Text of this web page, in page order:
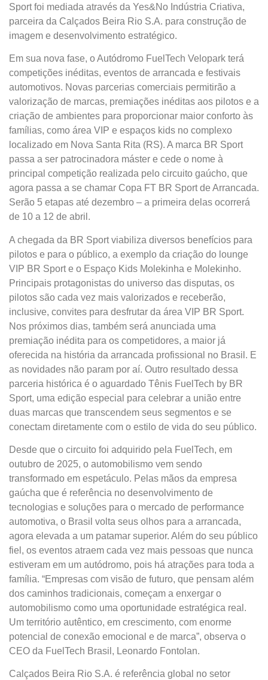
Sport foi mediada através da Yes&No Indústria Criativa,
parceira da Calçados Beira Rio S.A. para construção de
imagem e desenvolvimento estratégico.
Em sua nova fase, o Autódromo FuelTech Velopark terá
competições inéditas, eventos de arrancada e festivais
automotivos. Novas parcerias comerciais permitirão a
valorização de marcas, premiações inéditas aos pilotos e a
criação de ambientes para proporcionar maior conforto às
famílias, como área VIP e espaços kids no complexo
localizado em Nova Santa Rita (RS). A marca BR Sport
passa a ser patrocinadora máster e cede o nome à
principal competição realizada pelo circuito gaúcho, que
agora passa a se chamar Copa FT BR Sport de Arrancada.
Serão 5 etapas até dezembro – a primeira delas ocorrerá
de 10 a 12 de abril.
A chegada da BR Sport viabiliza diversos benefícios para
pilotos e para o público, a exemplo da criação do lounge
VIP BR Sport e o Espaço Kids Molekinha e Molekinho.
Principais protagonistas do universo das disputas, os
pilotos são cada vez mais valorizados e receberão,
inclusive, convites para desfrutar da área VIP BR Sport.
Nos próximos dias, também será anunciada uma
premiação inédita para os competidores, a maior já
oferecida na história da arrancada profissional no Brasil. E
as novidades não param por aí. Outro resultado dessa
parceria histórica é o aguardado Tênis FuelTech by BR
Sport, uma edição especial para celebrar a união entre
duas marcas que transcendem seus segmentos e se
conectam diretamente com o estilo de vida do seu público.
Desde que o circuito foi adquirido pela FuelTech, em
outubro de 2025, o automobilismo vem sendo
transformado em espetáculo. Pelas mãos da empresa
gaúcha que é referência no desenvolvimento de
tecnologias e soluções para o mercado de performance
automotiva, o Brasil volta seus olhos para a arrancada,
agora elevada a um patamar superior. Além do seu público
fiel, os eventos atraem cada vez mais pessoas que nunca
estiveram em um autódromo, pois há atrações para toda a
família. “Empresas com visão de futuro, que pensam além
dos caminhos tradicionais, começam a enxergar o
automobilismo como uma oportunidade estratégica real.
Um território autêntico, em crescimento, com enorme
potencial de conexão emocional e de marca”, observa o
CEO da FuelTech Brasil, Leonardo Fontolan.
Calçados Beira Rio S.A. é referência global no setor